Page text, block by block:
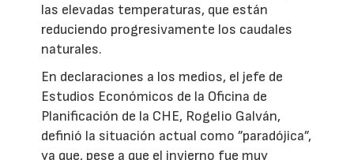
las elevadas temperaturas, que están
reduciendo progresivamente los caudales
naturales.
En declaraciones a los medios, el jefe de
Estudios Económicos de la Oficina de
Planificación de la CHE, Rogelio Galván,
definió la situación actual como ”paradójica”,
ya que, pese a que el invierno fue muy